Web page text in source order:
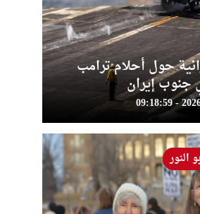
حول أحلام ترامب
إيران